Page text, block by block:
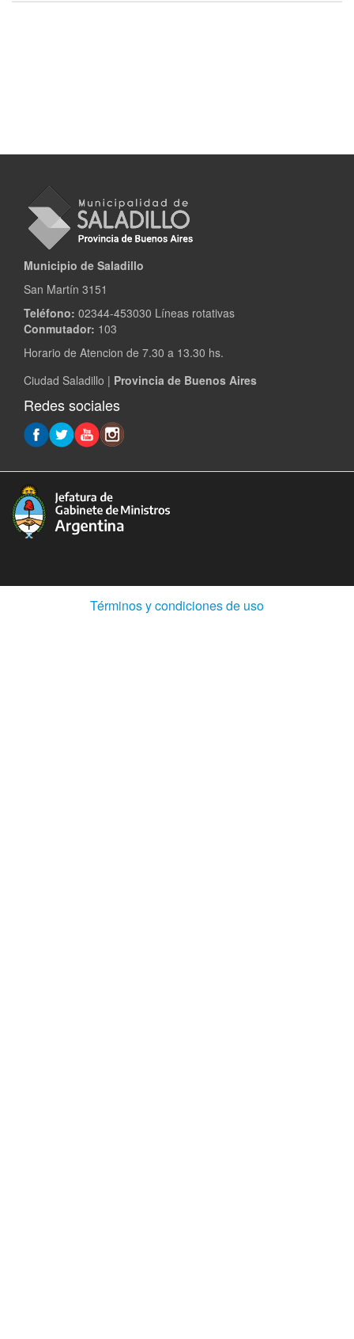
Municipio de Saladillo
San Martín 3151
Teléfono: 02344-453030 Líneas rotativas
Conmutador: 103
Horario de Atencion de 7.30 a 13.30 hs.
Ciudad Saladillo | Provincia de Buenos Aires
Redes sociales
Términos y condiciones de uso(Abre